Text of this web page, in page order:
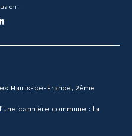
on :
Hauts-de-France, 2ème
bannière commune : la